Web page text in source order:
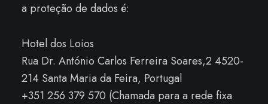
a proteção de dados é:
Hotel dos Loios
Rua Dr. António Carlos Ferreira Soares,2 4520-
214 Santa Maria da Feira, Portugal
+351 256 379 570 (Chamada para a rede fixa